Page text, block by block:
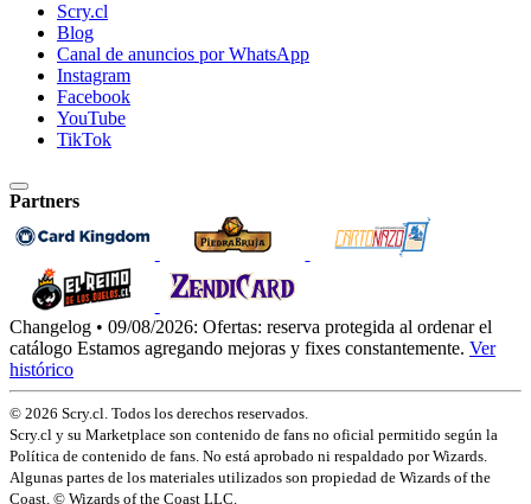
Scry.cl
Blog
Canal de anuncios por WhatsApp
Instagram
Facebook
YouTube
TikTok
Partners
Changelog • 09/08/2026: Ofertas: reserva protegida al ordenar el
catálogo Estamos agregando mejoras y fixes constantemente. Ver
histórico
© 2026 Scry.cl. Todos los derechos reservados.
Scry.cl y su Marketplace son contenido de fans no oficial permitido según la
Política de contenido de fans. No está aprobado ni respaldado por Wizards.
Algunas partes de los materiales utilizados son propiedad de Wizards of the
Coast. © Wizards of the Coast LLC.